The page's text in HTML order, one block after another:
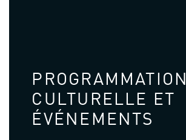
PROGRAMMATION
CULTURELLE ET
ÉVÉNEMENTS